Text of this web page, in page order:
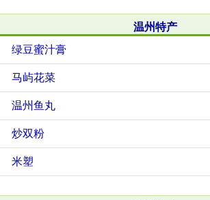
温州特产
绿豆蜜汁膏
马屿花菜
温州鱼丸
炒双粉
米塑